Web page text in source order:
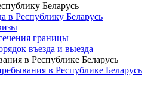
Беларусь
в Республику Беларусь
границы
въезда и выезда
в Республике Беларусь
в Республике Беларусь